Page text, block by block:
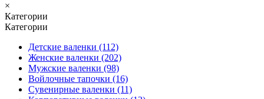
×
Категории
Категории
Детские валенки (112)
Женские валенки (202)
Мужские валенки (98)
Войлочные тапочки (16)
Сувенирные валенки (11)